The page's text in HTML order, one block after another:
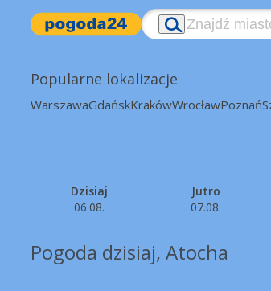
Popularne lokalizacje
WarszawaGdańskKrakówWrocławPoznań
Dzisiaj
06.08.
Jutro
07.08.
Pogoda dzisiaj, Atocha